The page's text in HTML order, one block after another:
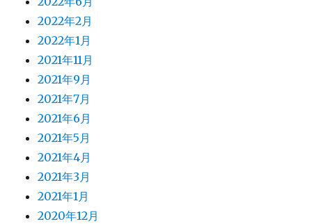
2022年2月
2022年1月
2021年11月
2021年9月
2021年7月
2021年6月
2021年5月
2021年4月
2021年3月
2021年1月
2020年12月